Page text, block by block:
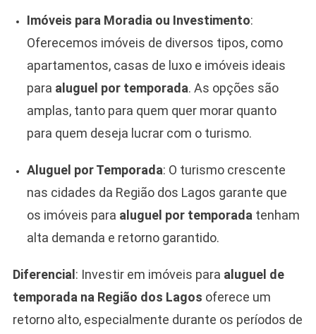
Imóveis para Moradia ou Investimento:
Oferecemos imóveis de diversos tipos, como
apartamentos, casas de luxo e imóveis ideais
para aluguel por temporada. As opções são
amplas, tanto para quem quer morar quanto
para quem deseja lucrar com o turismo.
Aluguel por Temporada: O turismo crescente
nas cidades da Região dos Lagos garante que
os imóveis para aluguel por temporada tenham
alta demanda e retorno garantido.
Diferencial : Investir em imóveis para aluguel de
temporada na Região dos Lagos oferece um
retorno alto, especialmente durante os períodos de